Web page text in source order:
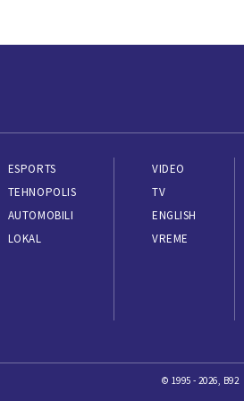
ESPORTS
TEHNOPOLIS
AUTOMOBILI
LOKAL
VIDEO
TV
ENGLISH
VREME
© 1995 - 2026, B92